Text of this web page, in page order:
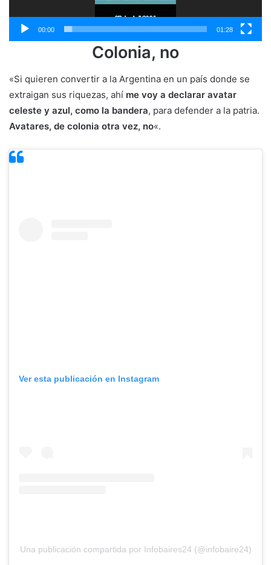
00:00 01:28
Colonia, no
«Si quieren convertir a la Argentina en un país donde se
extraigan sus riquezas, ahí me voy a declarar avatar
celeste y azul, como la bandera, para defender a la patria.
Avatares, de colonia otra vez, no«.
Ver esta publicación en Instagram
Una publicación compartida por Infobaires24 (@infobaire24)